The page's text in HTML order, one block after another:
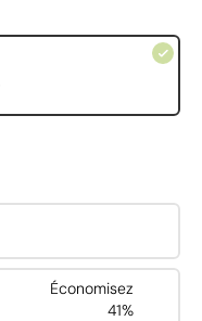
Économisez
41%